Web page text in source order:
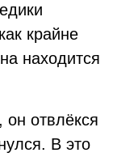
крайне
находится
отвлёкся
В это